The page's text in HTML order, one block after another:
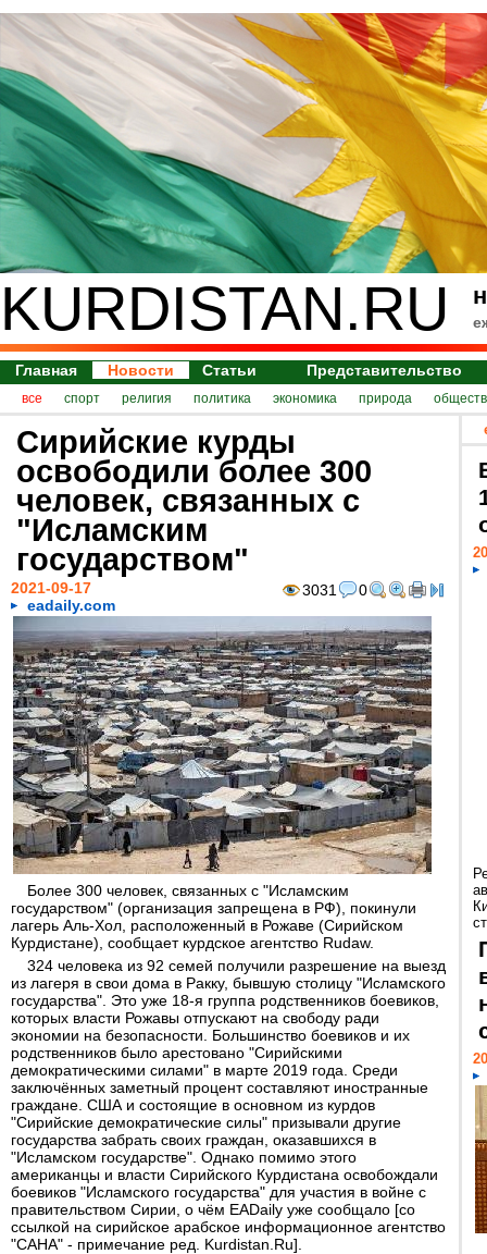
KURDISTAN.RU
Главная Новости Статьи Представительство
все спорт религия политика экономика природа
Сирийские курды
освободили более 300
человек, связанных с
"Исламским
государством"
3031 0
2021-09-17
eadaily.com
Более 300 человек, связанных с "Исламским
государством" (организация запрещена в РФ), покинули
лагерь Аль-Хол, расположенный в Рожаве (Сирийском
Курдистане), сообщает курдское агентство Rudaw.
324 человека из 92 семей получили разрешение на выезд
из лагеря в свои дома в Ракку, бывшую столицу "Исламского
государства". Это уже 18-я группа родственников боевиков,
которых власти Рожавы отпускают на свободу ради
экономии на безопасности. Большинство боевиков и их
родственников было арестовано "Сирийскими
демократическими силами" в марте 2019 года. Среди
заключённых заметный процент составляют иностранные
граждане. США и состоящие в основном из курдов
"Сирийские демократические силы" призывали другие
государства забрать своих граждан, оказавшихся в
"Исламском государстве". Однако помимо этого
американцы и власти Сирийского Курдистана освобождали
боевиков "Исламского государства" для участия в войне с
правительством Сирии, о чём EADaily уже сообщало [со
ссылкой на сирийское арабское информационное агентство
"САНА" - примечание ред. Kurdistan.Ru].